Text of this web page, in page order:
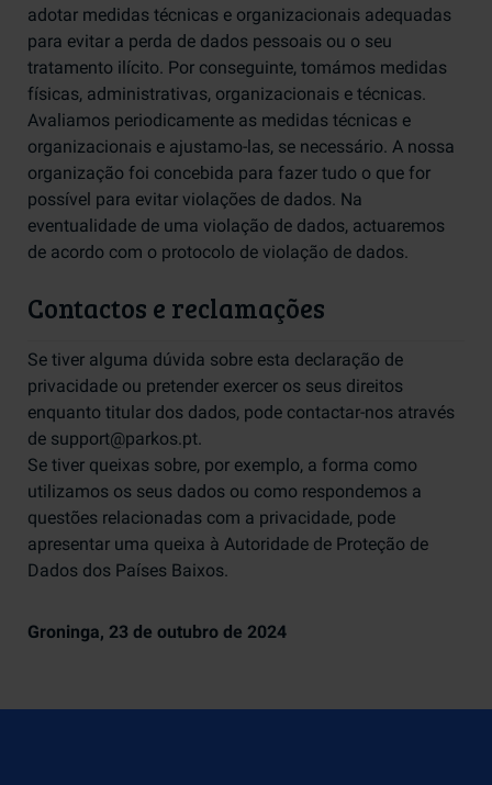
adotar medidas técnicas e organizacionais adequadas
para evitar a perda de dados pessoais ou o seu
tratamento ilícito. Por conseguinte, tomámos medidas
físicas, administrativas, organizacionais e técnicas.
Avaliamos periodicamente as medidas técnicas e
organizacionais e ajustamo-las, se necessário. A nossa
organização foi concebida para fazer tudo o que for
possível para evitar violações de dados. Na
eventualidade de uma violação de dados, actuaremos
de acordo com o protocolo de violação de dados.
Contactos e reclamações
Se tiver alguma dúvida sobre esta declaração de
privacidade ou pretender exercer os seus direitos
enquanto titular dos dados, pode contactar-nos através
de support@parkos.pt.
Se tiver queixas sobre, por exemplo, a forma como
utilizamos os seus dados ou como respondemos a
questões relacionadas com a privacidade, pode
apresentar uma queixa à Autoridade de Proteção de
Dados dos Países Baixos.
Groninga, 23 de outubro de 2024